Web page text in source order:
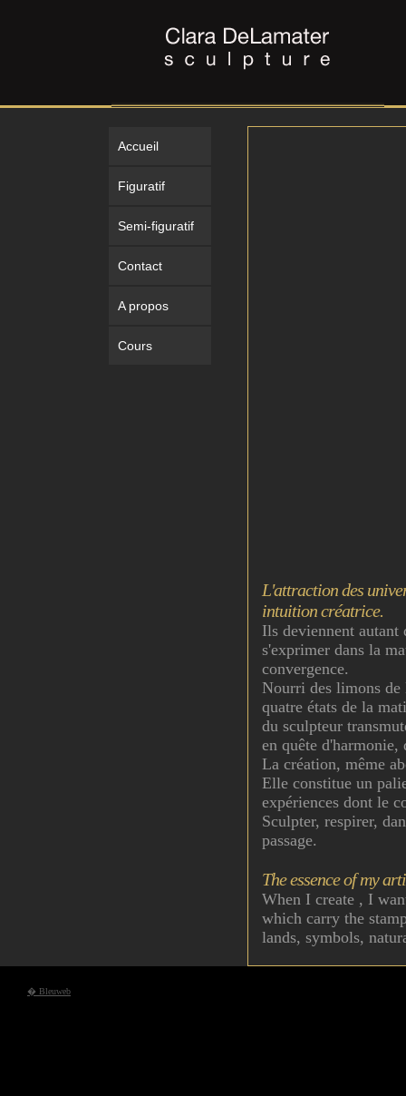
Accueil
Figuratif
Semi-figuratif
Contact
A propos
Cours
L'attraction des
intuition créatrice.
Ils deviennent autant
s'exprimer dans la
convergence.
Nourri des limons de
quatre états de la
du sculpteur
en quête d'harmonie,
La création, même
Elle constitue un
expériences dont le
Sculpter, respirer,
passage.
The essence of my
When I create , I
which carry the
lands, symbols,
� Bleuweb